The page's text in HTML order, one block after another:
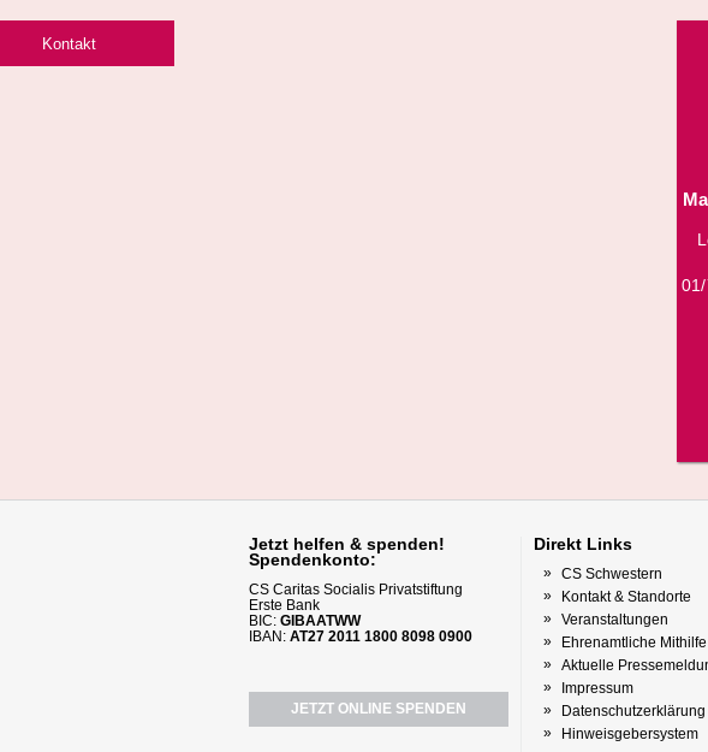
Kontakt
Jetzt helfen & spenden!
Spendenkonto:
CS Caritas Socialis Privatstiftung
Erste Bank
BIC: GIBAATWW
IBAN: AT27 2011 1800 8098 0900
JETZT ONLINE SPENDEN
Direkt Links
CS Schwestern
Kontakt & Standorte
Veranstaltungen
Ehrenamtliche Mithilfe
Aktuelle
Impressum
Datenschutzerklärung
Hinweisgebersystem